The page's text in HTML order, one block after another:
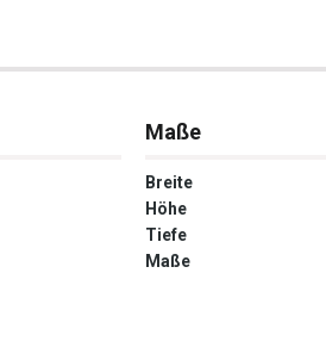
Maße
Breite
Höhe
Tiefe
Maße